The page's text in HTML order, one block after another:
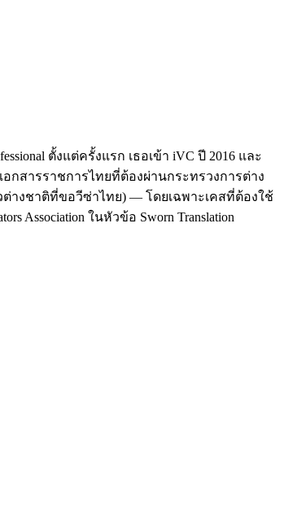
ตั้งแต่ครั้งแรก เธอเข้า iVC ปี 2016 และ
สารราชการไทยที่ต้องผ่านกระทรวงการต่าง
วต่างชาติที่ขอวีซ่าไทย) — โดยเฉพาะเคสที่ต้องใช้
Association ในหัวข้อ Sworn Translation